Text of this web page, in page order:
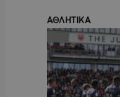
ΑΘΛΗΤΙΚΑ